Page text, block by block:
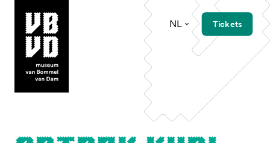
museum van Bommel van Dam
NL Tickets